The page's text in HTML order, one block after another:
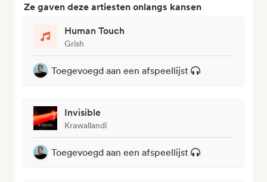
Ze gaven deze artiesten onlangs kansen
Human Touch
Grish
Toegevoegd aan een afspeellijst
Invisible
Krawallandi
Toegevoegd aan een afspeellijst